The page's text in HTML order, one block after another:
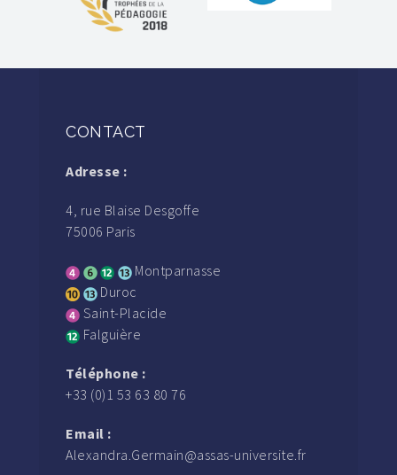
CONTACT
Adresse :
4, rue Blaise Desgoffe
75006 Paris
Montparnasse
Duroc
Saint-Placide
Falguière
Téléphone :
+33 (0)1 53 63 80 76
Email :
Alexandra.Germain@assas-universite.fr